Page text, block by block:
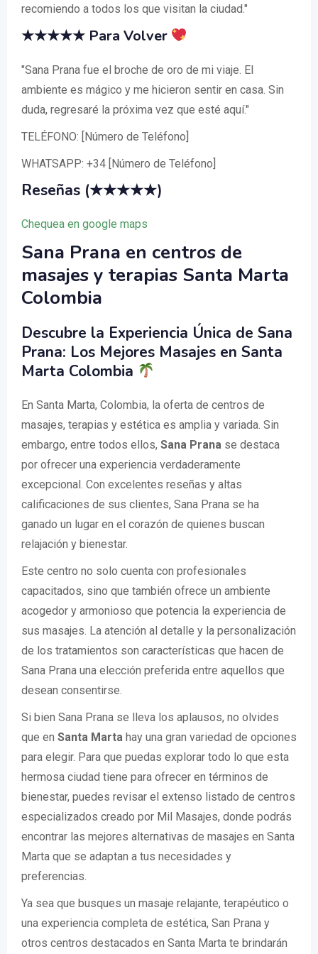
recomiendo a todos los que visitan la ciudad."
★★★★★ Para Volver
"Sana Prana fue el broche de oro de mi viaje. El
ambiente es mágico y me hicieron sentir en casa. Sin
duda, regresaré la próxima vez que esté aquí."
TELÉFONO: [Número de Teléfono]
WHATSAPP: +34 [Número de Teléfono]
Reseñas (★★★★★)
Chequea en google maps
Sana Prana en centros de
masajes y terapias Santa Marta
Colombia
Descubre la Experiencia Única de Sana
Prana: Los Mejores Masajes en Santa
Marta Colombia
En Santa Marta, Colombia, la oferta de centros de
masajes, terapias y estética es amplia y variada. Sin
embargo, entre todos ellos, Sana Prana se destaca
por ofrecer una experiencia verdaderamente
excepcional. Con excelentes reseñas y altas
calificaciones de sus clientes, Sana Prana se ha
ganado un lugar en el corazón de quienes buscan
relajación y bienestar.
Este centro no solo cuenta con profesionales
capacitados, sino que también ofrece un ambiente
acogedor y armonioso que potencia la experiencia de
sus masajes. La atención al detalle y la personalización
de los tratamientos son características que hacen de
Sana Prana una elección preferida entre aquellos que
desean consentirse.
Si bien Sana Prana se lleva los aplausos, no olvides
que en Santa Marta hay una gran variedad de opciones
para elegir. Para que puedas explorar todo lo que esta
hermosa ciudad tiene para ofrecer en términos de
bienestar, puedes revisar el extenso listado de centros
especializados creado por Mil Masajes, donde podrás
encontrar las mejores alternativas de masajes en Santa
Marta que se adaptan a tus necesidades y
preferencias.
Ya sea que busques un masaje relajante, terapéutico o
una experiencia completa de estética, San Prana y
otros centros destacados en Santa Marta te brindarán